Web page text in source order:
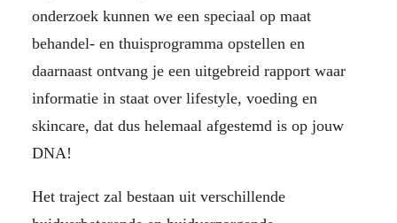
onderzoek kunnen we een speciaal op maat
behandel- en thuisprogramma opstellen en
daarnaast ontvang je een uitgebreid rapport waar
informatie in staat over lifestyle, voeding en
skincare, dat dus helemaal afgestemd is op jouw
DNA!
Het traject zal bestaan uit verschillende